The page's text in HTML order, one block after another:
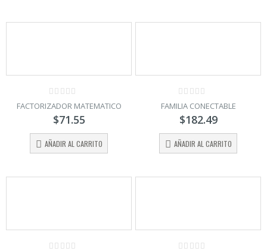
0
out
of
FACTORIZADOR MATEMATICO
$71.55
AÑADIR AL CARRITO
0
out
of
5
FAMILIA CONECTABLE
$182.49
AÑADIR AL CARRITO